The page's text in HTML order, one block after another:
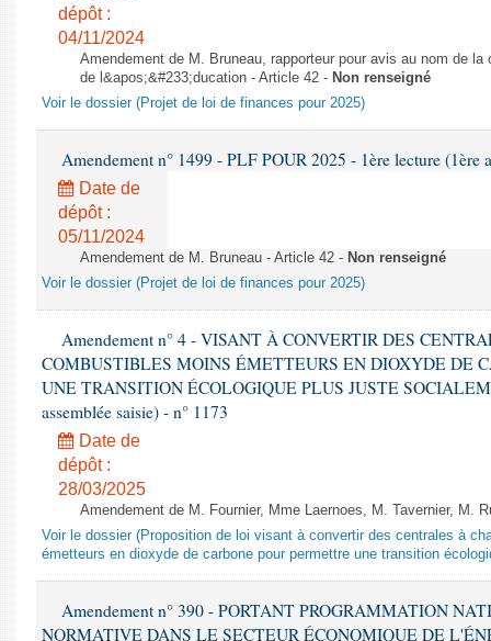
dépôt :
04/11/2024
Amendement de M. Bruneau, rapporteur pour avis au nom de
de l&apos;&#233;ducation - Article 42 - Non renseigné
Voir le dossier (Projet de loi de finances pour 2025)
Amendement n° 1499 - PLF POUR 2025 - 1ère lecture (1ère
Date de
dépôt :
05/11/2024
Amendement de M. Bruneau - Article 42 - Non renseigné
Voir le dossier (Projet de loi de finances pour 2025)
Amendement n° 4 - VISANT À CONVERTIR DES
COMBUSTIBLES MOINS ÉMETTEURS EN DIOXYDE DE
UNE TRANSITION ÉCOLOGIQUE PLUS JUSTE
assemblée saisie) - n° 1173
Date de
dépôt :
28/03/2025
Amendement de M. Fournier, Mme Laernoes, M. Tavernier, M.
Voir le dossier (Proposition de loi visant à convertir des centrales à
émetteurs en dioxyde de carbone pour permettre une transition
Amendement n° 390 - PORTANT PROGRAMMATION
NORMATIVE DANS LE SECTEUR ÉCONOMIQUE DE